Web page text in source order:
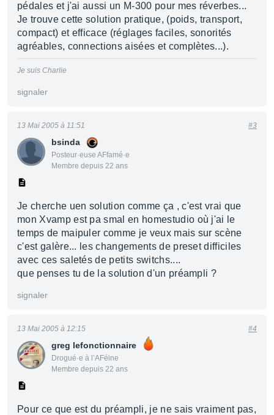
pédales et j'ai aussi un M-300 pour mes réverbes...
Je trouve cette solution pratique, (poids, transport,
compact) et efficace (réglages faciles, sonorités
agréables, connections aisées et complètes...).
Je suis Charlie
signaler
bsinda
Posteur·euse AFfamé·e
Membre depuis 22 ans
13 Mai 2005 à 11:51 #3
Je cherche uen solution comme ça , c'est vrai que
mon Xvamp est pa smal en homestudio où j'ai le
temps de maipuler comme je veux mais sur scène
c'est galère... les changements de preset difficiles
avec ces saletés de petits switchs....
que penses tu de la solution d'un préampli ?
signaler
greg lefonctionnaire
Drogué·e à l’AFéine
Membre depuis 22 ans
13 Mai 2005 à 12:15 #4
Pour ce que est du préampli, je ne sais vraiment pas,